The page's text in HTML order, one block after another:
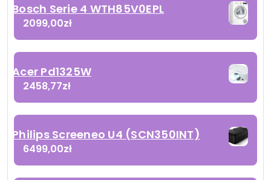
Bosch Serie 4 WTH85V0EPL
2099,00zł
Acer Pd1325W
2458,77zł
Philips Screeneo U4 (SCN350INT)
6499,00zł